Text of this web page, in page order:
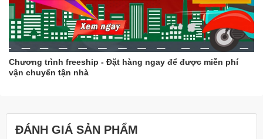
Chương trình freeship - Đặt hàng ngay để được miễn phí
vận chuyển tận nhà
ĐÁNH GIÁ SẢN PHẨM